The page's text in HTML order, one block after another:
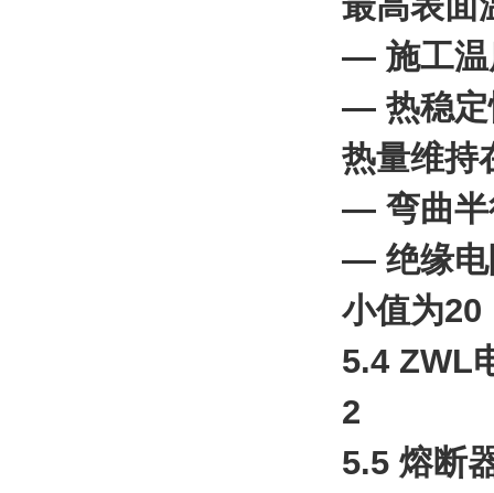
— 施工温
— 热稳定
热量维持
— 弯曲半
— 绝缘电
小值为
5.4 ZWL
2
5.5 熔断